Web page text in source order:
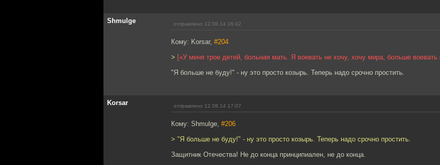
Shmulge отправлено 12.08.14 16:42
Кому: Korsar, #204
> [«У меня трое детей, больная мать. Я воевать не хочу, хочу мира, больше воевать
"Я больше не буду!" - ну это просто козырь. Теперь надо срочно простить.
Korsar отправлено 12.08.14 17:07
Кому: Shmulge, #206
> "Я больше не буду!" - ну это просто козырь. Теперь надо срочно простить.
Защитник Отечества! Не до конца принципиален, не до конца.